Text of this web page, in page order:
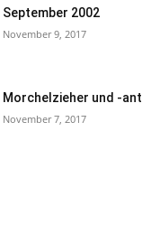
September 2002
November 9, 2017
Morchelzieher und -
November 7, 2017